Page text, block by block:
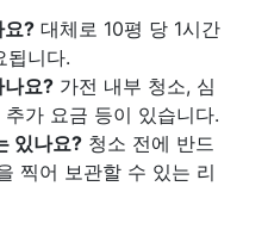
요? 대체로 10평 당 1시간
됩니다.
나요? 가전 내부 청소, 심
가 요금 등이 있습니다.
있나요? 청소 전에 반드
찍어 보관할 수 있는 리